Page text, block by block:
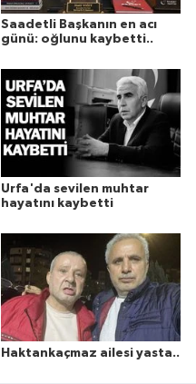
Saadetli Başkanın en acı
günü: oğlunu kaybetti..
Urfa'da sevilen muhtar
hayatını kaybetti
Haktankaçmaz ailesi yasta..